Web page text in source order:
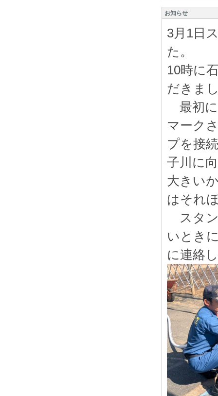
お知らせ
3月1日
た。
10時に
だきま
最初に
マーク
プを接
子川に
大きい
はそれ
スタン
いとき
に連絡